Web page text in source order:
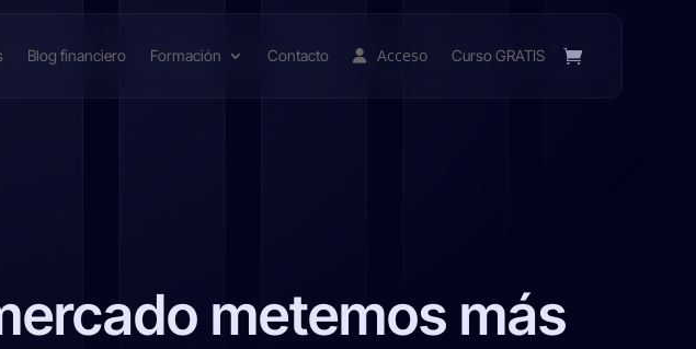
Blog financiero Formación Contacto Acceso Curso GRATIS
metemos más